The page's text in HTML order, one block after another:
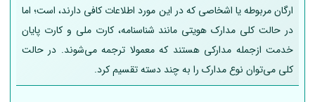
ارگان مربوطه یا اشخاصی که در این مورد اطلاعات کافی دارند، است؛ اما
در حالت کلی مدارک هویتی مانند شناسنامه، کارت ملی و کارت پایان
خدمت ازجمله مدارکی هستند که معمولا ترجمه می‌شوند. در حالت
کلی می‌توان نوع مدارک را به چند دسته تقسیم کرد.